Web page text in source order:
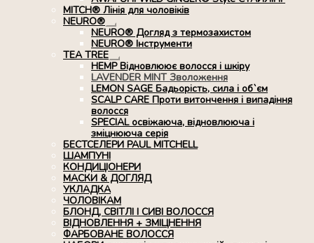
MITCH® Лінія для чоловіків
NEURO®
Розгорнуте
вкладене
меню
NEURO® Догляд з термозахистом
NEURO® Інструменти
TEA TREE
Розгорнуте
вкладене
меню
HEMP Відновлюює волосся і шкіру
LAVENDER MINT Зволоження
LEMON SAGE Бадьорість, сила і об`єм
SCALP CARE Проти витончення і випадіння
волосся
SPECIAL освіжаюча, відновлююча і
зміцнююча серія
БЕСТСЕЛЕРИ PAUL MITCHELL
ШАМПУНІ
КОНДИЦІОНЕРИ
МАСКИ & ДОГЛЯД
УКЛАДКА
ЧОЛОВІКАМ
БЛОНД, СВІТЛІ І СИВІ ВОЛОССЯ
ВІДНОВЛЕННЯ + ЗМІЦНЕННЯ
ФАРБОВАНЕ ВОЛОССЯ